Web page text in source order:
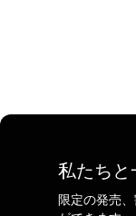
私たちと
限定の発売